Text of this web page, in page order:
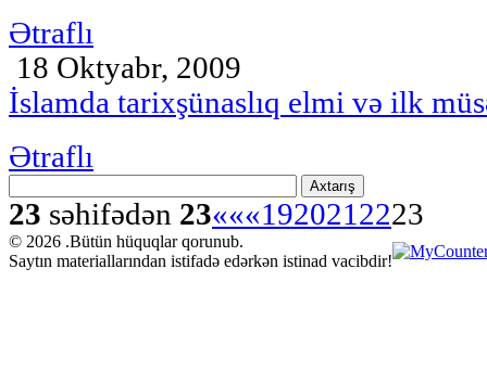
Ətraflı
18 Oktyabr, 2009
İslamda tarixşünaslıq elmi və ilk
Ətraflı
Axtarış
23 səhifədən 23«««1920212223
© 2026 .Bütün hüquqlar qorunub.
Saytın materiallarından istifadə edərkən istinad vacibdir!